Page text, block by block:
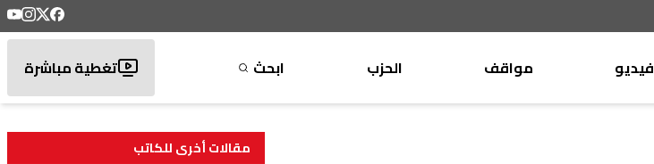
فيديو مواقف الحزب ابحث تغطية مباشرة
مقالات أخرى للكاتب